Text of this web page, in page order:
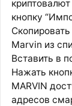
кнопку
Marvin из
Вставить в
Нажать
MARVIN
адресов